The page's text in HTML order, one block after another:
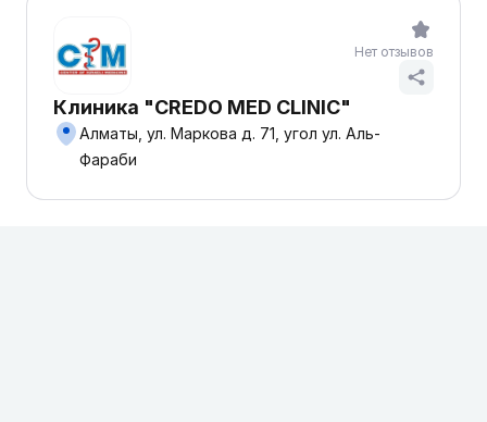
Клиника "CREDO MED CLINIC"
Алматы, ул. Маркова д. 71, угол ул. Аль-
Фараби
Нет отзывов